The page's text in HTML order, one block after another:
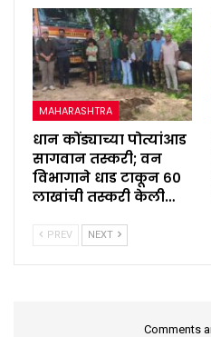
MAHARASHTRA
धान कोंड्याच्या पोत्यांआड
सागवान तस्करी; वन
विभागाने धाड टाकून ६०
लाखांची तस्करी केली…
PREV NEXT
Comments